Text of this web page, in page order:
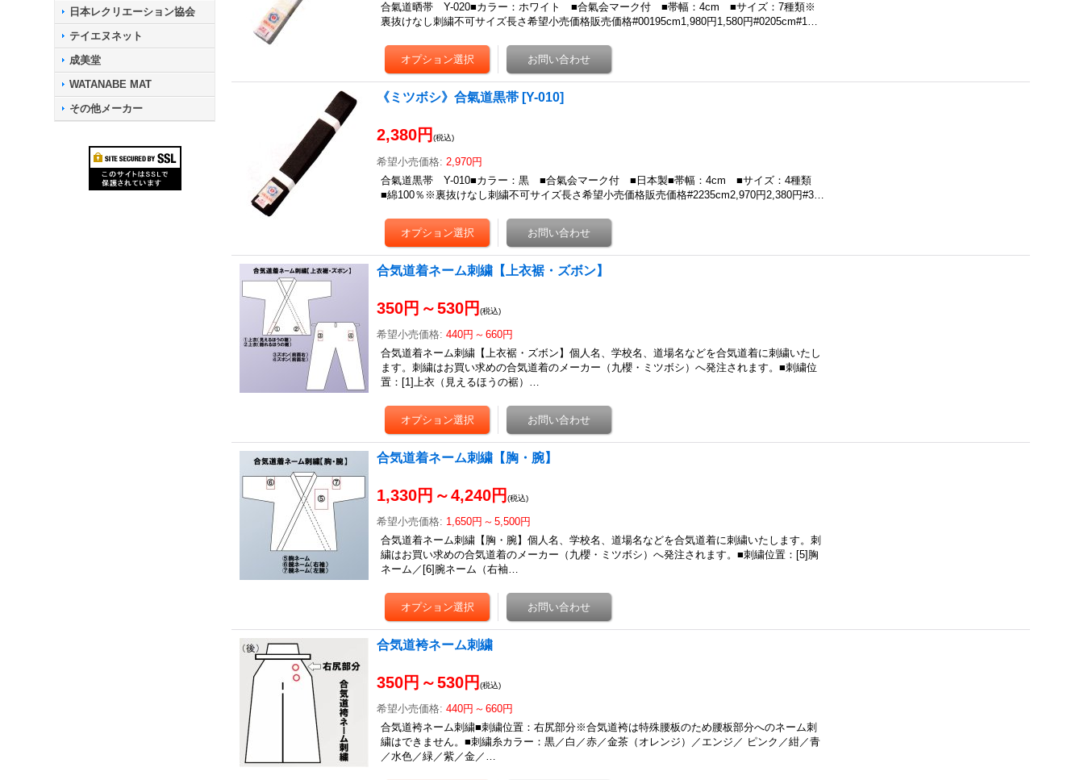
日本レクリエーション協会
テイエヌネット
成美堂
WATANABE MAT
その他メーカー
合氣道晒帯 Y-020■カラー：ホワイト ■合氣会マーク付 ■帯幅：4cm ■サイズ：7種類※
裏抜けなし刺繍不可サイズ長さ希望小売価格販売価格#00195cm1,980円1,580円#0205cm#1…
《ミツボシ》合氣道黒帯 [Y-010]
2,380円(税込)
希望小売価格: 2,970円
合氣道黒帯 Y-010■カラー：黒 ■合氣会マーク付 ■日本製■帯幅：4cm ■サイズ：4種類
■綿100％※裏抜けなし刺繍不可サイズ長さ希望小売価格販売価格#2235cm2,970円2,380円#3…
合気道着ネーム刺繍【上衣裾・ズボン】
350円 ～530円(税込)
希望小売価格: 440円 ～ 660円
合気道着ネーム刺繍【上衣裾・ズボン】個人名、学校名、道場名などを合気道着に刺繍いたし
ます。刺繍はお買い求めの合気道着のメーカー（九櫻・ミツボシ）へ発注されます。■刺繍位
置：[1]上衣（見えるほうの裾）…
合気道着ネーム刺繍【胸・腕】
1,330円 ～4,240円(税込)
希望小売価格: 1,650円 ～ 5,500円
合気道着ネーム刺繍【胸・腕】個人名、学校名、道場名などを合気道着に刺繍いたします。刺
繍はお買い求めの合気道着のメーカー（九櫻・ミツボシ）へ発注されます。■刺繍位置：[5]胸
ネーム／[6]腕ネーム（右袖…
合気道袴ネーム刺繍
350円 ～530円(税込)
希望小売価格: 440円 ～ 660円
合気道袴ネーム刺繍■刺繍位置：右尻部分※合気道袴は特殊腰板のため腰板部分へのネーム刺
繍はできません。■刺繍糸カラー：黒／白／赤／金茶（オレンジ）／エンジ／ ピンク／紺／青
／水色／緑／紫／金／…